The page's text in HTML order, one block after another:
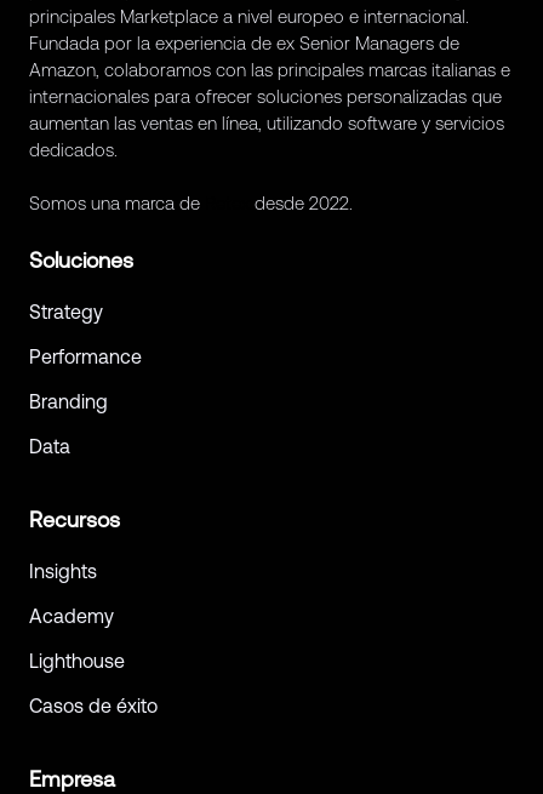
principales Marketplace a nivel europeo e internacional.
Fundada por la experiencia de ex Senior Managers de
Amazon, colaboramos con las principales marcas italianas e
internacionales para ofrecer soluciones personalizadas que
aumentan las ventas en línea, utilizando software y servicios
dedicados.
Somos una marca de desde 2022.
Soluciones
Strategy
Performance
Branding
Data
Recursos
Insights
Academy
Lighthouse
Casos de éxito
Empresa